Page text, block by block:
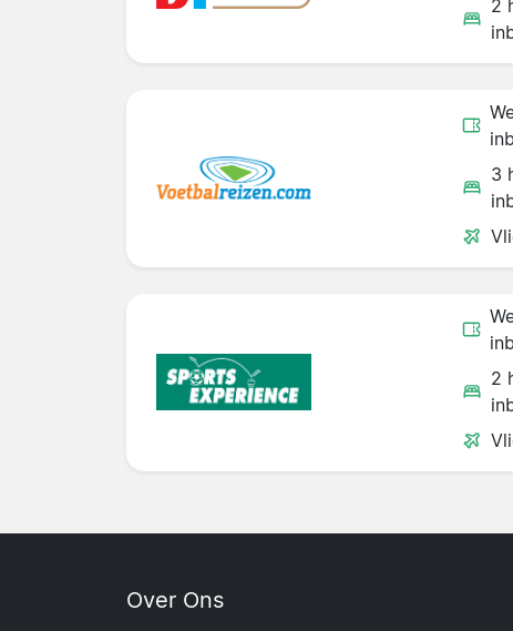
2
3
2
Over Ons